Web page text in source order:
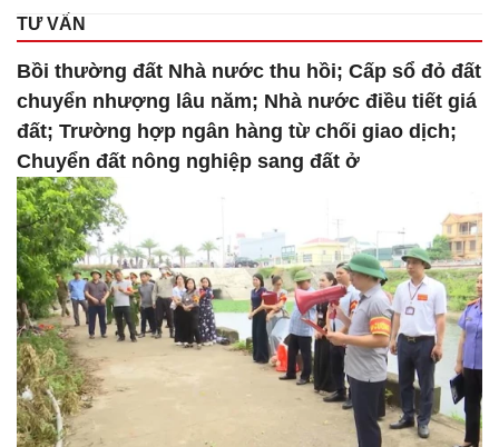
TƯ VẤN
Bồi thường đất Nhà nước thu hồi; Cấp sổ đỏ đất
chuyển nhượng lâu năm; Nhà nước điều tiết giá
đất; Trường hợp ngân hàng từ chối giao dịch;
Chuyển đất nông nghiệp sang đất ở